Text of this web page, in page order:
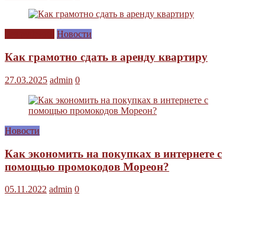
Новости
Как грамотно сдать в аренду квартиру
27.03.2025 admin 0
Новости
Как экономить на покупках в интернете с
помощью промокодов Мореон?
05.11.2022 admin 0